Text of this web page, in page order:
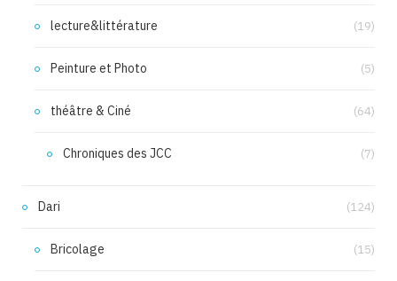
lecture&littérature (19)
Peinture et Photo (5)
théâtre & Ciné (64)
Chroniques des JCC (7)
Dari (124)
Bricolage (15)